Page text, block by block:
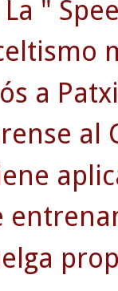
La "
a
al